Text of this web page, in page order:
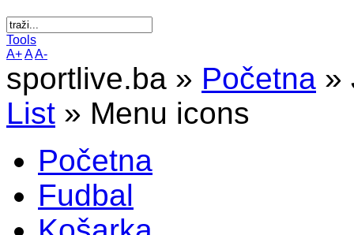
Tools
A+AA-
sportlive.ba » Početna »
List » Menu icons
Početna
Fudbal